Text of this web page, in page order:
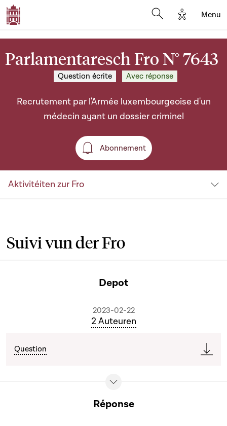
Options
Menu
Parlamentaresch Fro N° 7643
Question écrite Avec réponse
Recrutement par l'Armée luxembourgeoise d'un
médecin ayant un dossier criminel
Abonnement
Abonnement
Aktivitéiten zur Fro
Suivi vun der Fro
Depot
2023-02-22
2 Auteuren
Question
Réponse